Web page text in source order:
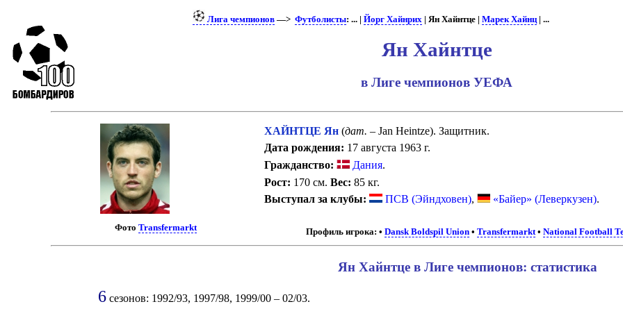
Лига чемпионов—> Футболисты: ... | Йорг Хайнрих| Ян Хайнтце | Марек Хайнц| ...
Ян Хайнтце
в Лиге чемпионов УЕФА
Фото Transfermarkt
ХАЙНТЦЕ Ян (дат. – Jan Heintze). Защитник.
Дата рождения: 17 августа 1963 г.
Гражданство:
Дания.
Рост: 170 см.Вес: 85 кг.
Выступал за клубы:
ПСВ (Эйндховен), «Байер» (Леверкузен).
Профиль игрока: • Dansk Boldspil Union• Transfermarkt• National Football
Ян Хайнтце в Лиге чемпионов: статистика
6сезонов: 1992/93, 1997/98, 1999/00 – 02/03.